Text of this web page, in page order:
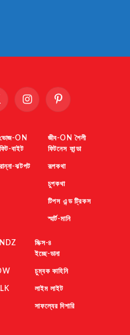
InstagramPinterest
ভোজ-ON
ফিট-বাইট
রান্না-ঝটপট
জীব-ON শৈলী
ফিটনেস ফান্ডা
রূপকথা
চুপকথা
টিপস এন্ড ট্রিকস
স্মার্ট-মানি
মিক্স-৪
ইচ্ছে-ডানা
চুম্বক কাহিনি
লাইম লাইট
সাফল্যের দিশারি